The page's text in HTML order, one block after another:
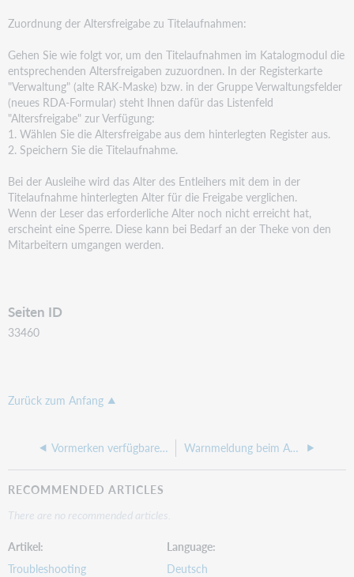
Zuordnung der Altersfreigabe zu Titelaufnahmen:
Gehen Sie wie folgt vor, um den Titelaufnahmen im Katalogmodul die
entsprechenden Altersfreigabenzuzuordnen. In der Registerkarte
"Verwaltung" (alte RAK-Maske) bzw. in der Gruppe Verwaltungsfelder
(neues RDA-Formular) steht Ihnen dafür das Listenfeld
"Altersfreigabe" zur Verfügung:
1. Wählen Sie die Altersfreigabe aus dem hinterlegten Register aus.
2. Speichern Sie die Titelaufnahme.
Bei der Ausleihe wird das Alter des Entleihers mit dem in der
Titelaufnahme hinterlegten Alter für die Freigabe verglichen.
Wenn der Leser das erforderliche Alter noch nicht erreicht hat,
erscheint eine Sperre. Diese kann bei Bedarf an der Theke von den
Mitarbeitern umgangen werden.
Seiten ID
33460
Zurück zum Anfang
Vormerken verfügbarer Exemplare auf bzw. für einen bestimmten Zeitraum Warnmeldung beim Aufbau der Remotedesktopverbindung: Herausgeber kann nicht identifiziert werden
RECOMMENDED ARTICLES
There are no recommended articles.
Artikel
Troubleshooting
Language
Deutsch